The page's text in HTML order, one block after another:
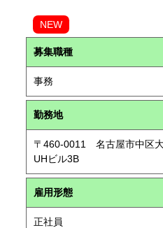
NEW
募集職種
事務
勤務地
〒460-0011 名古屋市中区
UHビル3B
雇用形態
正社員